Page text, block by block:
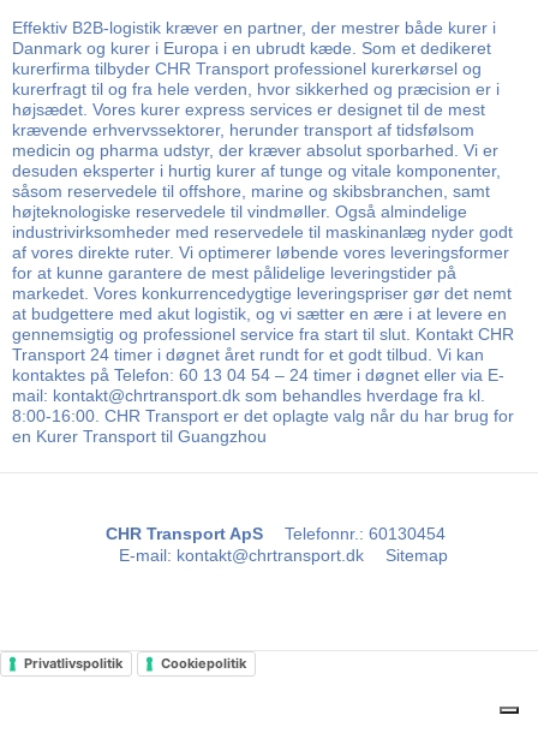
Effektiv B2B-logistik kræver en partner, der mestrer både kurer i
Danmark og kurer i Europa i en ubrudt kæde. Som et dedikeret
kurerfirma tilbyder CHR Transport professionel kurerkørsel og
kurerfragt til og fra hele verden, hvor sikkerhed og præcision er i
højsædet. Vores kurer express services er designet til de mest
krævende erhvervssektorer, herunder transport af tidsfølsom
medicin og pharma udstyr, der kræver absolut sporbarhed. Vi er
desuden eksperter i hurtig kurer af tunge og vitale komponenter,
såsom reservedele til offshore, marine og skibsbranchen, samt
højteknologiske reservedele til vindmøller. Også almindelige
industrivirksomheder med reservedele til maskinanlæg nyder godt
af vores direkte ruter. Vi optimerer løbende vores leveringsformer
for at kunne garantere de mest pålidelige leveringstider på
markedet. Vores konkurrencedygtige leveringspriser gør det nemt
at budgettere med akut logistik, og vi sætter en ære i at levere en
gennemsigtig og professionel service fra start til slut. Kontakt CHR
Transport 24 timer i døgnet året rundt for et godt tilbud. Vi kan
kontaktes på Telefon: 60 13 04 54 – 24 timer i døgnet eller via E-
mail: kontakt@chrtransport.dk som behandles hverdage fra kl.
8:00-16:00. CHR Transport er det oplagte valg når du har brug for
en Kurer Transport til Guangzhou
CHR Transport ApS Telefonnr.: 60130454
E-mail: kontakt@chrtransport.dk Sitemap
Privatlivspolitik Cookiepolitik